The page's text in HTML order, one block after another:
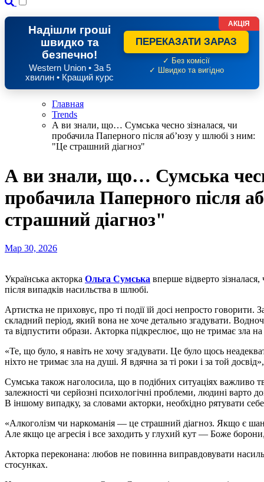
Надішли гроші
швидко та
безпечно!
Western Union • За 5
хвилин • Кращий курс
ПЕРЕКАЗАТИ ЗАРАЗ
✓ Без комісії
✓ Швидко та вигідно
АКЦІЯ
Главная
Trends
А ви знали, що… Сумська чесно зізналася, чи
пробачила Паперного після аб’юзу у шлюбі з ним:
"Це страшний діагноз"
А ви знали, що… Сумська
пробачила Паперного після
страшний діагноз"
Мар 30, 2026
Українська акторка Ольга Сумська вперше відверто
після випадків насильства в шлюбі.
Артистка не приховує, про ті події їй досі непросто говорити.
складний період, який вона не хоче детально згадувати.
та відпустити образи. Акторка підкреслює, що не тримає зла
«Те, що було, я навіть не хочу згадувати. Це було щось
ніхто не тримає зла на душі. Я вдячна за ті роки і за той
Сумська також наголосила, що в подібних ситуаціях важливо
залежності чи серйозні психологічні проблеми, людині
В іншому випадку, за словами акторки, необхідно рятувати
«Алкоголізм чи наркоманія — це страшний діагноз. Якщо є
Але якщо це агресія і все заходить у глухий кут — Боже
Акторка переконана: любов не повинна виправдовувати
стосунках.